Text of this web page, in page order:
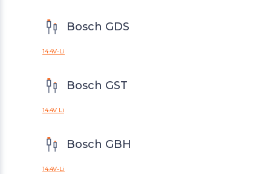
Bosch GDS
14.4V-Li
Bosch GST
14.4V Li
Bosch GBH
14.4V-Li